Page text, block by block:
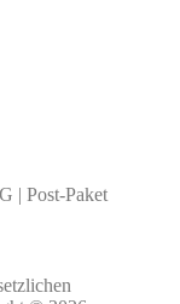
| Post-Paket